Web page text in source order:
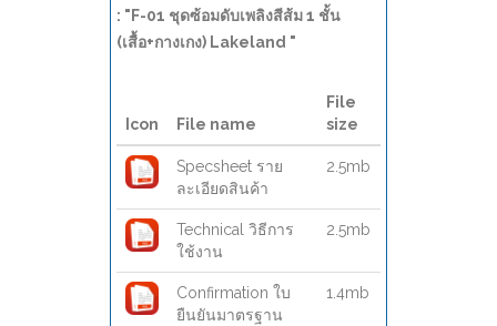
: "F-01 ชุดซ้อมดับเพลิงสีส้ม 1 ชั้น
(เสื้อ+กางเกง) Lakeland "
Icon File name
File
size
Specsheet ราย
ละเอียดสินค้า
2.5mb
Technical วิธีการ
ใช้งาน
2.5mb
Confirmation ใบ
ยืนยันมาตรฐาน
1.4mb